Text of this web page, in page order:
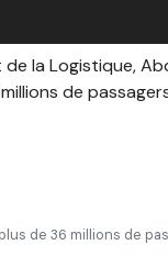
la Logistique,
de
de 36 millions de